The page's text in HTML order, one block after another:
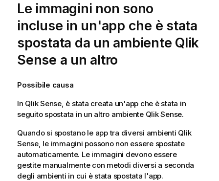
Le immagini non sono
incluse in un'app che è stata
spostata da un ambiente Qlik
Sense a un altro
Possibile causa
In Qlik Sense, è stata creata un'app che è stata in
seguito spostata in un altro ambiente Qlik Sense.
Quando si spostano le app tra diversi ambienti Qlik
Sense, le immagini possono non essere spostate
automaticamente. Le immagini devono essere
gestite manualmente con metodi diversi a seconda
degli ambienti in cui è stata spostata l'app.